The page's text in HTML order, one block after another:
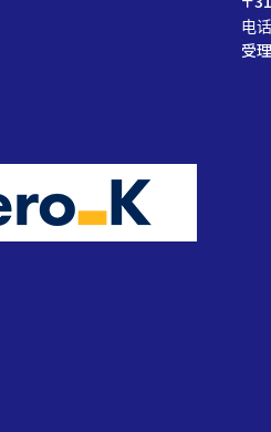
电
受